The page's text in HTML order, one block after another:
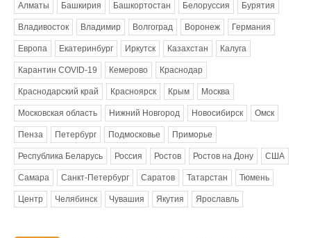
Алматы Башкирия Башкортостан Белоруссия Бурятия
Владивосток Владимир Волгоград Воронеж Германия
Европа Екатеринбург Иркутск Казахстан Калуга
Карантин COVID-19 Кемерово Краснодар
Краснодарский край Красноярск Крым Москва
Московская область Нижний Новгород Новосибирск Омск
Пенза Петербург Подмосковье Приморье
Республика Беларусь Россия Ростов Ростов на Дону США
Самара Санкт-Петербург Саратов Татарстан Тюмень
Центр Челябинск Чувашия Якутия Ярославль